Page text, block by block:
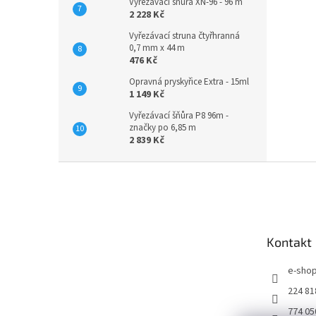
2 228 Kč
Vyřezávací struna čtyřhranná
0,7 mm x 44 m
476 Kč
Opravná pryskyřice Extra - 15ml
1 149 Kč
Vyřezávací šňůra P8 96m -
značky po 6,85 m
2 839 Kč
Kontakt
e-shop
224
774